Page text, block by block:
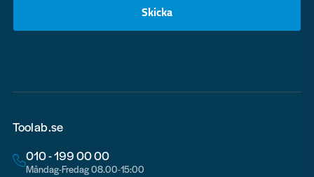
Skicka
Toolab.se
010 - 199 00 00
Måndag-Fredag 08.00-15:00